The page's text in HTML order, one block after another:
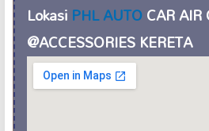
LokasiPHL AUTOCAR
@ACCESSORIES KERETA